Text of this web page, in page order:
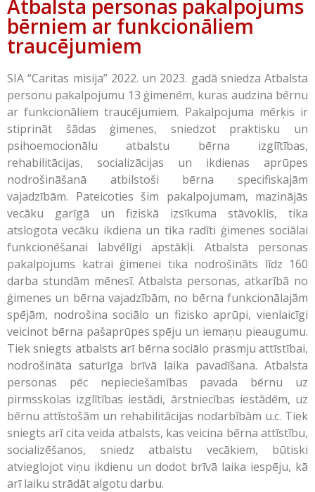
Atbalsta personas pakalpojums
bērniem ar funkcionāliem
traucējumiem
SIA “Caritas misija” 2022. un 2023. gadā sniedza Atbalsta
personu pakalpojumu 13 ģimenēm, kuras audzina bērnu
ar funkcionāliem traucējumiem. Pakalpojuma mērķis ir
stiprināt šādas ģimenes, sniedzot praktisku un
psihoemocionālu atbalstu bērna izglītības,
rehabilitācijas, socializācijas un ikdienas aprūpes
nodrošināšanā atbilstoši bērna specifiskajām
vajadzībām. Pateicoties šim pakalpojumam, mazinājās
vecāku garīgā un fiziskā izsīkuma stāvoklis, tika
atslogota vecāku ikdiena un tika radīti ģimenes sociālai
funkcionēšanai labvēlīgi apstākļi. Atbalsta personas
pakalpojums katrai ģimenei tika nodrošināts līdz 160
darba stundām mēnesī. Atbalsta personas, atkarībā no
ģimenes un bērna vajadzībām, no bērna funkcionālajām
spējām, nodrošina sociālo un fizisko aprūpi, vienlaicīgi
veicinot bērna pašaprūpes spēju un iemaņu pieaugumu.
Tiek sniegts atbalsts arī bērna sociālo prasmju attīstībai,
nodrošināta saturīga brīvā laika pavadīšana. Atbalsta
personas pēc nepieciešamības pavada bērnu uz
pirmsskolas izglītības iestādi, ārstniecības iestādēm, uz
bērnu attīstošām un rehabilitācijas nodarbībām u.c. Tiek
sniegts arī cita veida atbalsts, kas veicina bērna attīstību,
socializēšanos, sniedz atbalstu vecākiem, būtiski
atvieglojot viņu ikdienu un dodot brīvā laika iespēju, kā
arī laiku strādāt algotu darbu.